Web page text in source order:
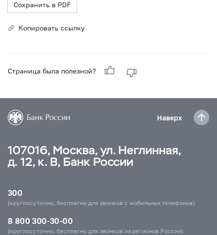
Сохранить в PDF
Копировать ссылку
Страница была полезной?
Наверх
107016, Москва, ул. Неглинная,
д. 12, к. В, Банк России
300
(круглосуточно, бесплатно для звонков с мобильных телефонов)
8 800 300-30-00
(круглосуточно, бесплатно для звонков из регионов России)